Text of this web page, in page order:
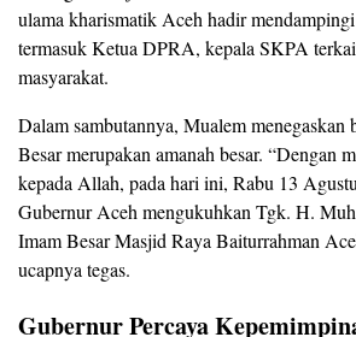
ulama kharismatik Aceh hadir
termasuk Ketua DPRA, kepala SKPA
masyarakat.
Dalam sambutannya, Mualem menegaskan
Besar merupakan amanah besar. “Dengan
kepada Allah, pada hari ini, Rabu 13
Gubernur Aceh mengukuhkan Tgk. H.
Imam Besar Masjid Raya Baiturrahman
ucapnya tegas.
Gubernur Percaya